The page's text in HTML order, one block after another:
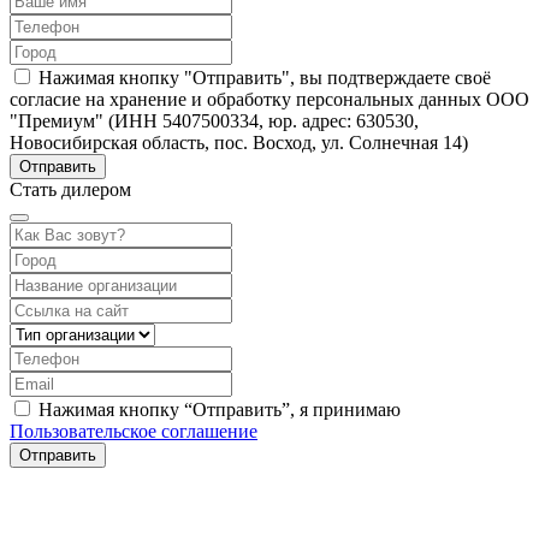
Нажимая кнопку "Отправить", вы подтверждаете своё
согласие на хранение и обработку персональных данных ООО
"Премиум" (ИНН 5407500334, юр. адрес: 630530,
Новосибирская область, пос. Восход, ул. Солнечная 14)
Стать дилером
Нажимая кнопку “Отправить”, я принимаю
Пользовательское соглашение